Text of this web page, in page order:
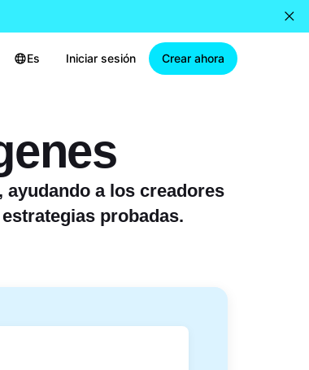
Es Iniciar sesión Crear ahora
a los creadores
probadas.